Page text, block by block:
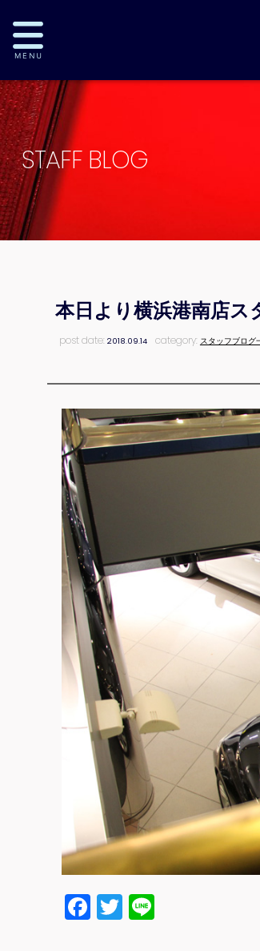
STAFF BLOG
本日より横浜港南店ス
post date:2018.09.14 category: スタッフブログ
Facebook
Twitter